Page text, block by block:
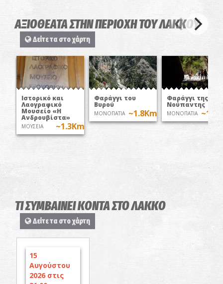
ΑΞΙΟΘΕΑΤΑ ΣΤΗΝ ΠΕΡΙΟΧΗ ΤΟΥ ΛΑΚΚΟΥ
Δείτε τα στο χάρτη
Ιστορικό και
Λαογραφικό
Μουσείο «Η
Ανδρουβίστα»
ΜΟΥΣΕΙΑ ~1.3Km
Φαράγγι του
Βυρού
ΜΟΝΟΠΑΤΙΑ ~1.8Km
Φαράγγι της
Νούπαντης
ΜΟΝΟΠΑΤΙΑ
ΤΙ ΣΥΜΒΑΙΝΕΙ ΚΟΝΤΑ ΣΤΟ ΛΑΚΚΟ
Δείτε τα στο χάρτη
15
Αυγούστου
2026 στις